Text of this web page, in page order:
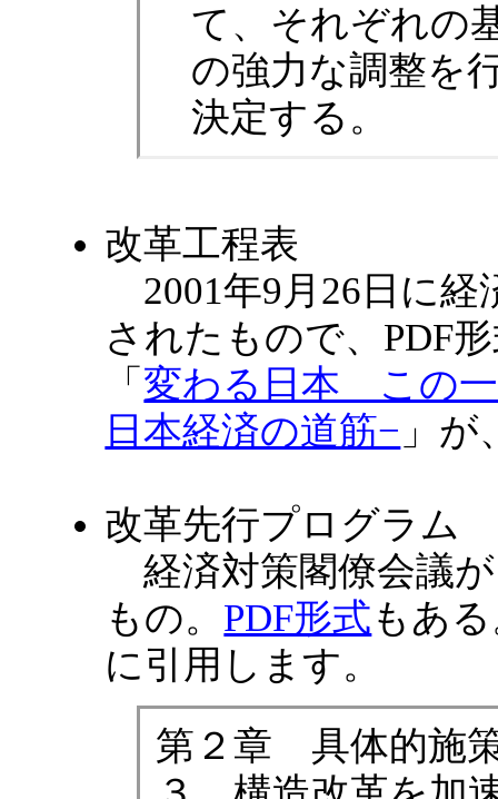
て、それぞれの
の強力な調整を
決定する。
改革工程表
2001年9月26日に経
されたもので、PDF
「 変わる日本 この
日本経済の道筋− 」
改革先行プログラム
経済対策閣僚会議が
もの。 PDF形式もあ
に引用します。
第２章 具体的施